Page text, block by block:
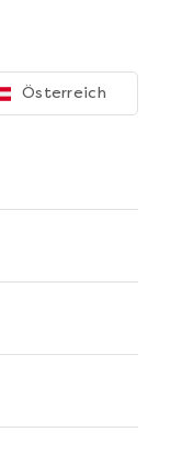
Österreich